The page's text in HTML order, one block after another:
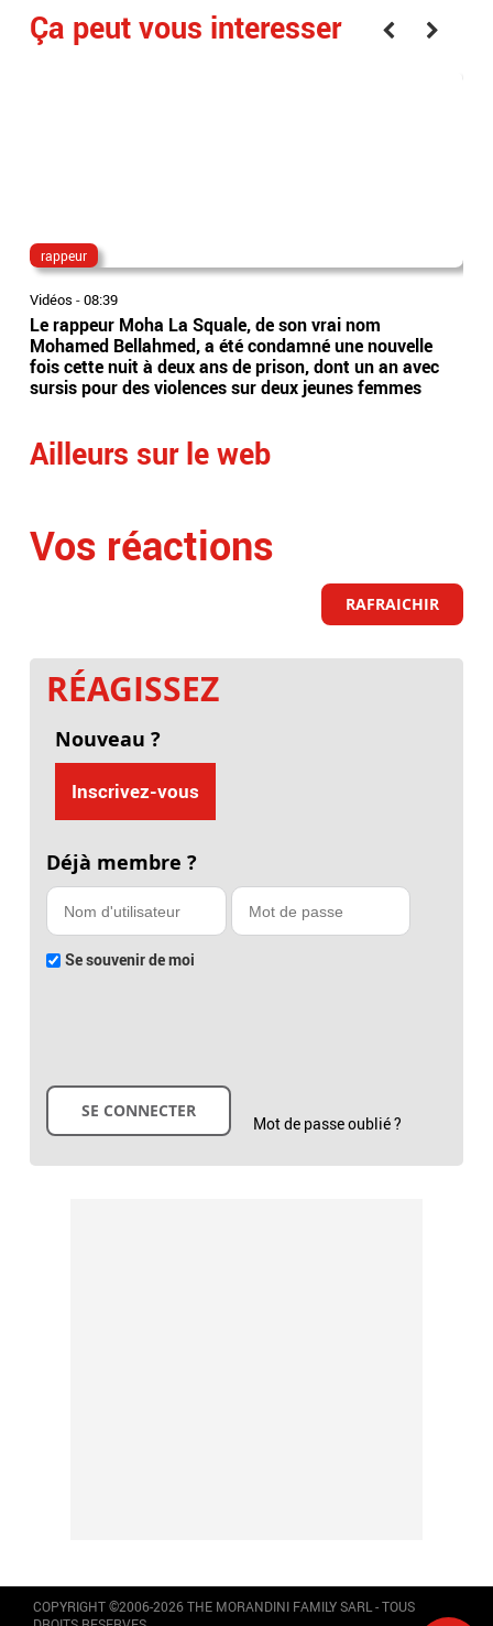
Ça peut vous interesser
rappeur
Vidéos -08:39
Le rappeur Moha La Squale, de son vrai nom
Mohamed Bellahmed, a été condamné une nouvelle
fois cette nuit à deux ans de prison, dont un an avec
sursis pour des violences sur deux jeunes femmes
Ailleurs sur le web
Vos réactions
RAFRAICHIR
RÉAGISSEZ
Nouveau ?
Inscrivez-vous
Déjà membre ?
Se souvenir de moi
Mot de passe oublié ?
COPYRIGHT ©2006-2026 THE MORANDINI FAMILY SARL - TOUS